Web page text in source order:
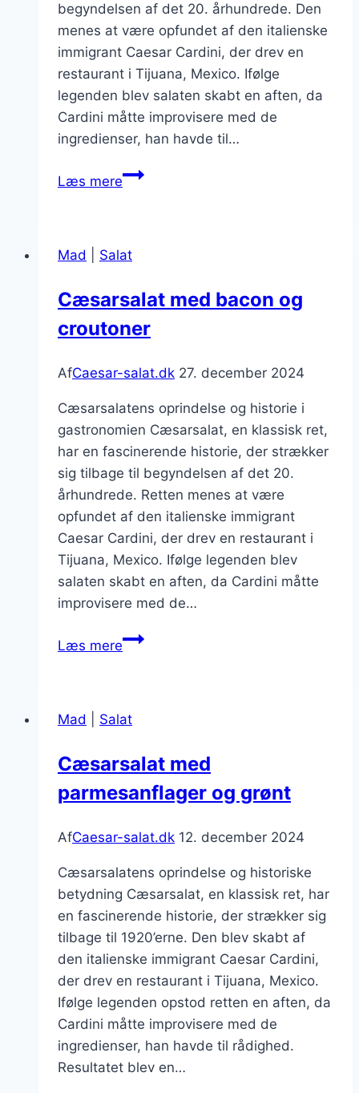
begyndelsen af det 20. århundrede. Den
menes at være opfundet af den italienske
immigrant Caesar Cardini, der drev en
restaurant i Tijuana, Mexico. Ifølge
legenden blev salaten skabt en aften, da
Cardini måtte improvisere med de
ingredienser, han havde til…
Læs mereCæsarsalat
grillmad
Mad Salat
Cæsarsalat med bacon og
croutoner
AfCaesar-salat.dk 27. december 2024
Cæsarsalatens oprindelse og historie i
gastronomien Cæsarsalat, en klassisk ret,
har en fascinerende historie, der strækker
sig tilbage til begyndelsen af det 20.
århundrede. Retten menes at være
opfundet af den italienske immigrant
Caesar Cardini, der drev en restaurant i
Tijuana, Mexico. Ifølge legenden blev
salaten skabt en aften, da Cardini måtte
improvisere med de…
Læs mereCæsarsalat
croutoner
Mad Salat
Cæsarsalat med
parmesanflager og grønt
AfCaesar-salat.dk 12. december 2024
Cæsarsalatens oprindelse og historiske
betydning Cæsarsalat, en klassisk ret, har
en fascinerende historie, der strækker sig
tilbage til 1920’erne. Den blev skabt af
den italienske immigrant Caesar Cardini,
der drev en restaurant i Tijuana, Mexico.
Ifølge legenden opstod retten en aften, da
Cardini måtte improvisere med de
ingredienser, han havde til rådighed.
Resultatet blev en…